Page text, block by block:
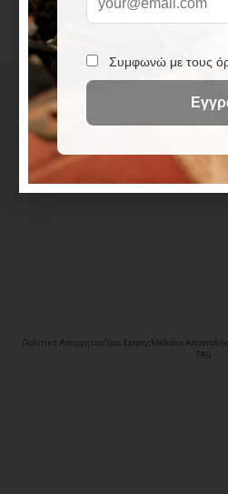
Πολιτική ΑπορρήτουΌροι Χρήσης Μέθοδοι Αποστολής
FAQ